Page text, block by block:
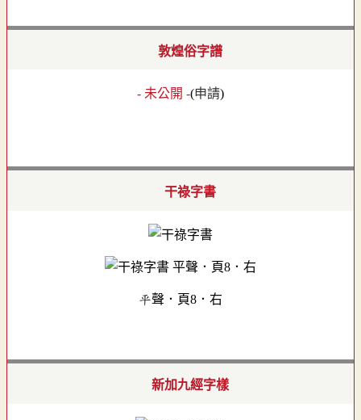
敦煌俗字譜
- 未公開 -(申請)
干祿字書
平聲．頁8．右
新加九經字樣